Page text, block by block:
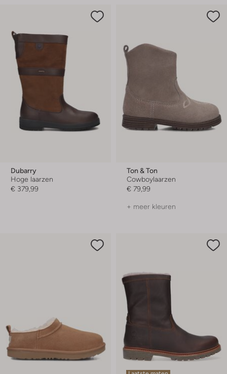
Dubarry
Hoge laarzen
€ 379,99
Ton & Ton
Cowboylaarzen
€ 79,99
+ meer kleuren